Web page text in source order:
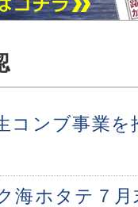
コンブ事業
海ホタテ７